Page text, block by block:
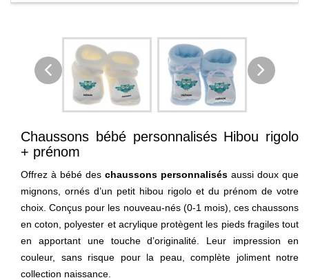
Chaussons bébé personnalisés Hibou rigolo
+ prénom
Offrez à bébé des chaussons personnalisés aussi doux que
mignons, ornés d’un petit hibou rigolo et du prénom de votre
choix. Conçus pour les nouveau-nés (0-1 mois), ces chaussons
en coton, polyester et acrylique protègent les pieds fragiles tout
en apportant une touche d’originalité. Leur impression en
couleur, sans risque pour la peau, complète joliment notre
collection naissance.